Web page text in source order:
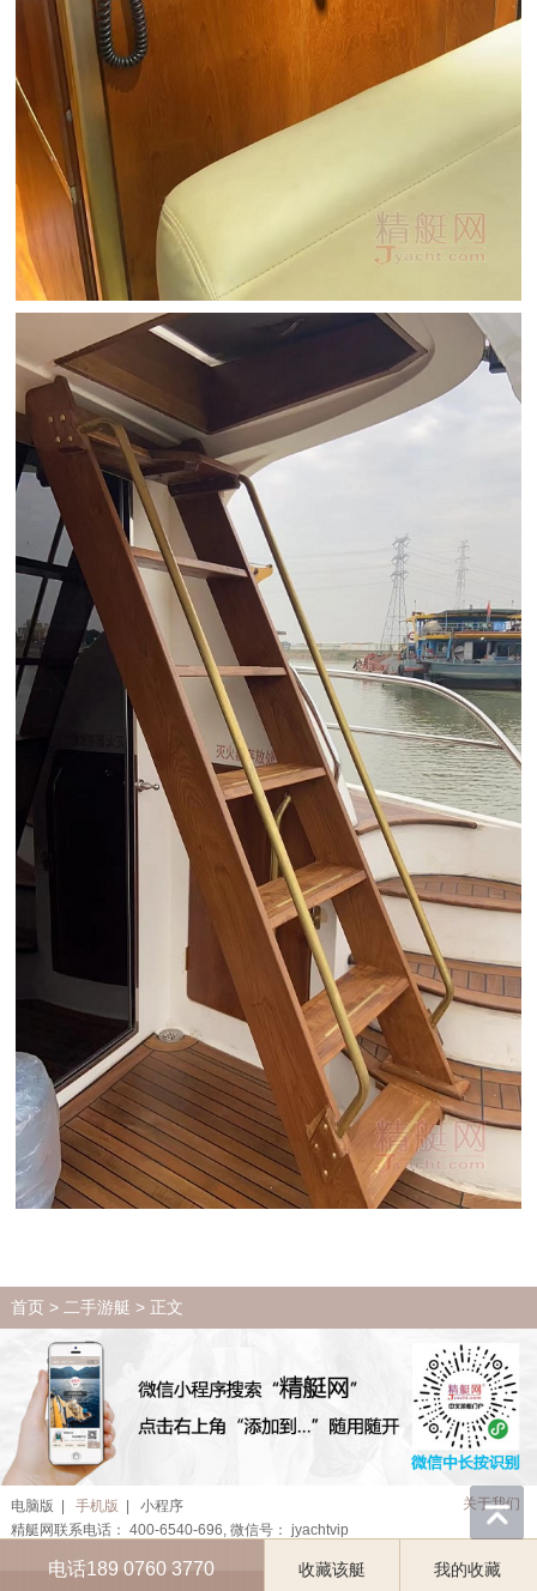
电话189 0760 3770 收藏该艇 我的收藏
首页> 二手游艇 > 正文
电脑版 手机版 小程序
关于我们
精艇网联系电话： 400-6540-696, 微信号： jyachtvip
© 精艇网 jyacht.com琼ICP备09004590号-2